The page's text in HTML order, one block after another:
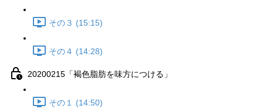
その３ (15:15)
その４ (14:28)
20200215「褐色脂肪を味方につける」
その１ (14:50)